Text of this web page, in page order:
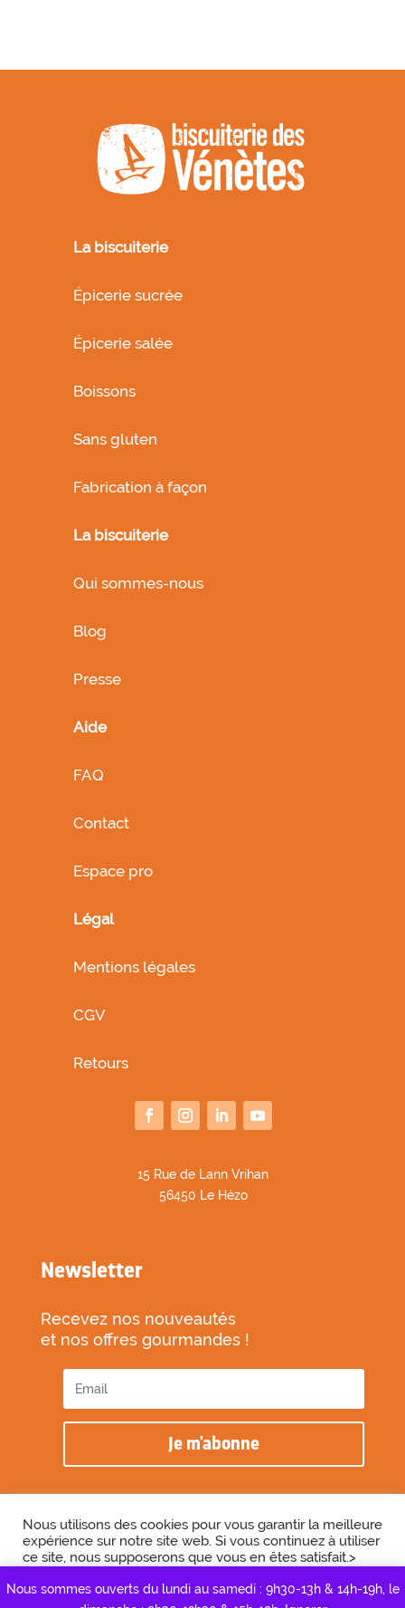
Nous sommes ouverts du lundi au samedi : 9h30-13h & 14h-19h, le
La biscuiterie
Épicerie sucrée
Épicerie salée
Boissons
Sans gluten
Fabrication à façon
La biscuiterie
Qui sommes-nous
Blog
Presse
Aide
FAQ
Contact
Espace pro
Légal
Mentions légales
CGV
Retours
15 Rue de Lann Vrihan
56450 Le Hézo
Newsletter
Recevez nos nouveautés
et nos offres gourmandes !
Je m'abonne
2026 © Biscuiterie des Vénètes
Réalisé par l’agenceGraine de Cactus
Nous utilisons des cookies pour vous garantir la meilleure
expérience sur notre site web. Si vous continuez à utiliser
ce site, nous supposerons que vous en êtes satisfait.>
Cookie Settings Accepter